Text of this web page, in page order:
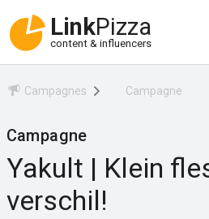
LinkPizza
content & influencers
Campagnes Campagne
Campagne
Yakult | Klein
verschil!